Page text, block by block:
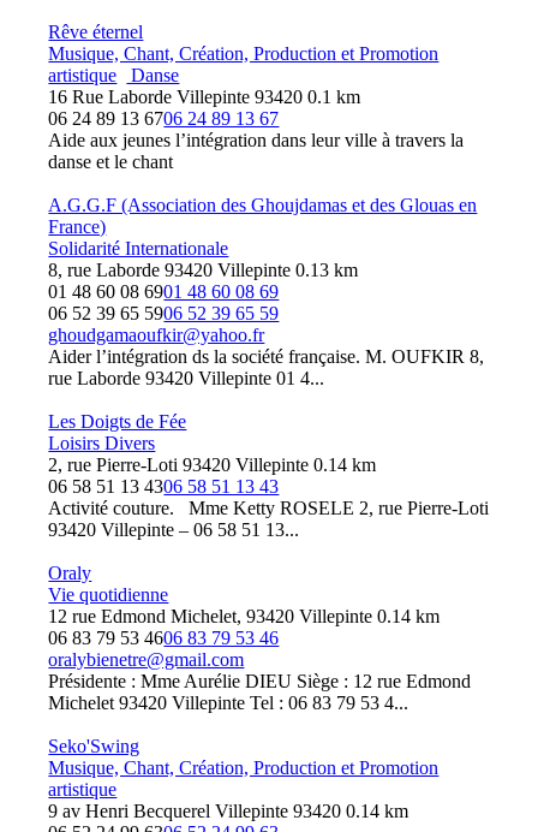
Rêve éternel
Musique, Chant, Création, Production et Promotion
artistique
Danse
16 Rue Laborde Villepinte 93420 0.1 km
06 24 89 13 6706 24 89 13 67
Aide aux jeunes l’intégration dans leur ville à travers la
danse et le chant
A.G.G.F (Association des Ghoujdamas et des Glouas en
France)
Solidarité Internationale
8, rue Laborde 93420 Villepinte 0.13 km
01 48 60 08 6901 48 60 08 69
06 52 39 65 5906 52 39 65 59
ghoudgamaoufkir@yahoo.fr
Aider l’intégration ds la société française. M. OUFKIR 8,
rue Laborde 93420 Villepinte 01 4...
Les Doigts de Fée
Loisirs Divers
2, rue Pierre-Loti 93420 Villepinte 0.14 km
06 58 51 13 4306 58 51 13 43
Activité couture. Mme Ketty ROSELE 2, rue Pierre-Loti
93420 Villepinte – 06 58 51 13...
Oraly
Vie quotidienne
12 rue Edmond Michelet, 93420 Villepinte 0.14 km
06 83 79 53 4606 83 79 53 46
oralybienetre@gmail.com
Présidente : Mme Aurélie DIEU Siège : 12 rue Edmond
Michelet 93420 Villepinte Tel : 06 83 79 53 4...
Seko'Swing
Musique, Chant, Création, Production et Promotion
artistique
9 av Henri Becquerel Villepinte 93420 0.14 km